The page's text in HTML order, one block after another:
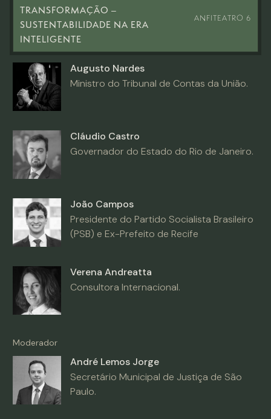
TRANSFORMAÇÃO –
SUSTENTABILIDADE NA ERA
INTELIGENTE
ANFITEATRO 6
Augusto Nardes
Ministro do Tribunal de Contas da União.
Cláudio Castro
Governador do Estado do Rio de Janeiro.
João Campos
Presidente do Partido Socialista Brasileiro
(PSB) e Ex-Prefeito de Recife
Verena Andreatta
Consultora Internacional.
Moderador
André Lemos Jorge
Secretário Municipal de Justiça de São
Paulo.